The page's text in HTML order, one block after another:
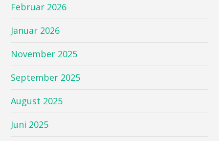
Februar 2026
Januar 2026
November 2025
September 2025
August 2025
Juni 2025